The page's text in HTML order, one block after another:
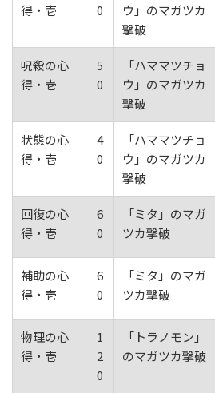
得・壱
0
ウ」のマガツカ
撃破
呪殺の心
得・壱
5
0
「ハママツチョ
ウ」のマガツカ
撃破
状態の心
得・壱
4
0
「ハママツチョ
ウ」のマガツカ
撃破
回復の心
得・壱
6
0
「ミタ」のマガ
ツカ撃破
補助の心
得・壱
6
0
「ミタ」のマガ
ツカ撃破
物理の心
得・壱
1
2
0
「トラノモン」
のマガツカ撃破